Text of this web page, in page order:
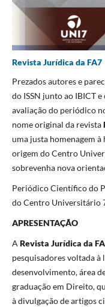
Revista Jurídica da FA7
Prezados autores e
do ISSN junto ao IBICT
avaliação do periódico
nome original da revista
uma justa homenagem
origem do Centro
sobrevenha nova
Periódico Científico do
do Centro Universitário
APRESENTAÇÃO
A Revista Jurídica da
pesquisadores voltada à
desenvolvimento, área
graduação em Direito,
à divulgação de artigos